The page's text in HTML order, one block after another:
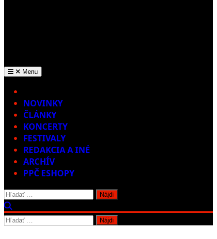
Menu
NOVINKY
ČLÁNKY
KONCERTY
FESTIVALY
REDAKCIA A INÉ
ARCHÍV
PPČ ESHOPY
Hľadať:
Hľadať: